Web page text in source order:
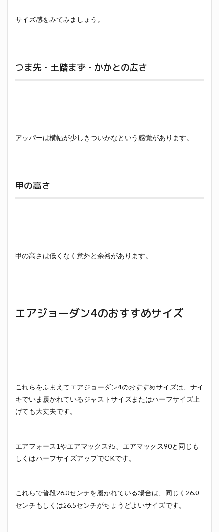
サイズ感をみてみましょう。
つま先・土踏まず・かかとの広さ
アッパーは横幅が少しきついかなという感覚があります。
甲の高さ
甲の高さは低くなく意外と余裕があります。
エアジョーダン4のおすすめサイズ
これらをふまえてエアジョーダン4のおすすめサイズは、ナイ
キでいま履かれているジャストサイズまたはハーフサイズ上
げても大丈夫です。
エアフォース1やエアマックス95、エアマックス90と同じも
しくはハーフサイズアップでOKです。
これらで普段26.0センチを履かれている場合は、同じく26.0
センチもしくは26.5センチがちょうどよいサイズです。